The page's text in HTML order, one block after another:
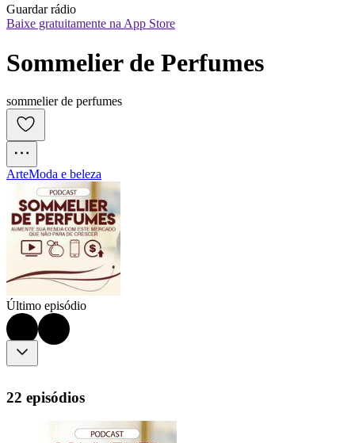
Guardar rádio
Baixe gratuitamente na App Store
Sommelier de Perfumes
sommelier de perfumes
ArteModa e beleza
Último episódio
22 episódios